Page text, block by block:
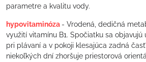
parametre a kvalitu vody.
hypovitaminóza - Vrodená, dedičná
využití vitamínu B1. Spočiatku sa
pri plávaní a v pokoji klesajúca zadná
niekoľkých dní zhoršuje priestorová